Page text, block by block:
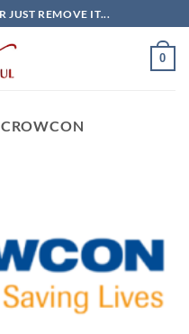
JUST REMOVE IT...
0
CROWCON